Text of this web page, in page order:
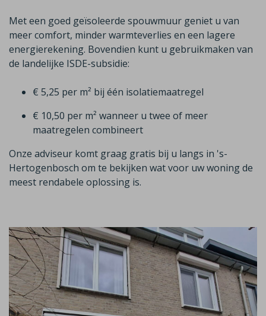
Met een goed geïsoleerde spouwmuur geniet u van
meer comfort, minder warmteverlies en een lagere
energierekening. Bovendien kunt u gebruikmaken van
de landelijke ISDE-subsidie:
€ 5,25 per m² bij één isolatiemaatregel
€ 10,50 per m² wanneer u twee of meer
maatregelen combineert
Onze adviseur komt graag gratis bij u langs in 's-
Hertogenbosch om te bekijken wat voor uw woning de
meest rendabele oplossing is.